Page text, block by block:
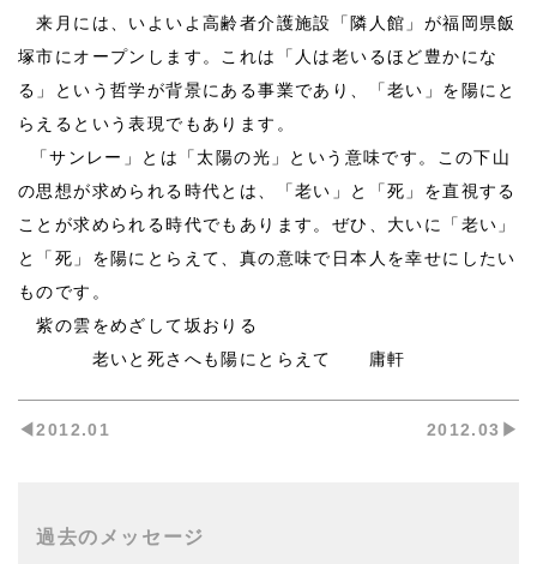
来月には、いよいよ高齢者介護施設「隣人館」が福岡県飯
塚市にオープンします。これは「人は老いるほど豊かにな
る」という哲学が背景にある事業であり、「老い」を陽にと
らえるという表現でもあります。
「サンレー」とは「太陽の光」という意味です。この下山
の思想が求められる時代とは、「老い」と「死」を直視する
ことが求められる時代でもあります。ぜひ、大いに「老い」
と「死」を陽にとらえて、真の意味で日本人を幸せにしたい
ものです。
紫の雲をめざして坂おりる
老いと死さへも陽にとらえて 庸軒
◀︎2012.01 2012.03▶︎
過去のメッセージ